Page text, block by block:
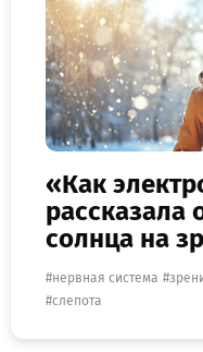
«Как
рассказала
солнца на
нервная система
слепота